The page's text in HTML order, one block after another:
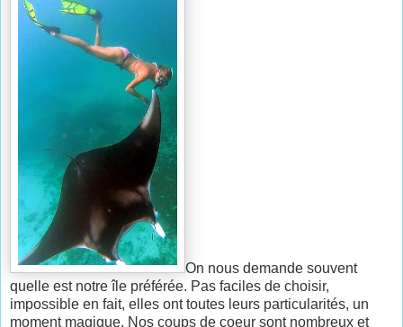
On nous demande souvent
quelle est notre île préférée. Pas faciles de choisir,
impossible en fait, elles ont toutes leurs particularités, un
moment magique. Nos coups de coeur sont nombreux et